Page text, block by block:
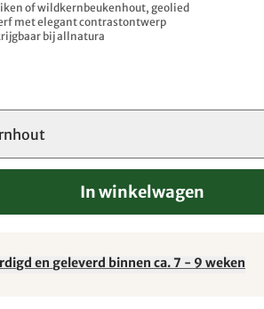
of wildkernbeukenhout, geolied
met elegant contrastontwerp
bij allnatura
In winkelwagen
en geleverd binnen ca. 7 - 9 weken